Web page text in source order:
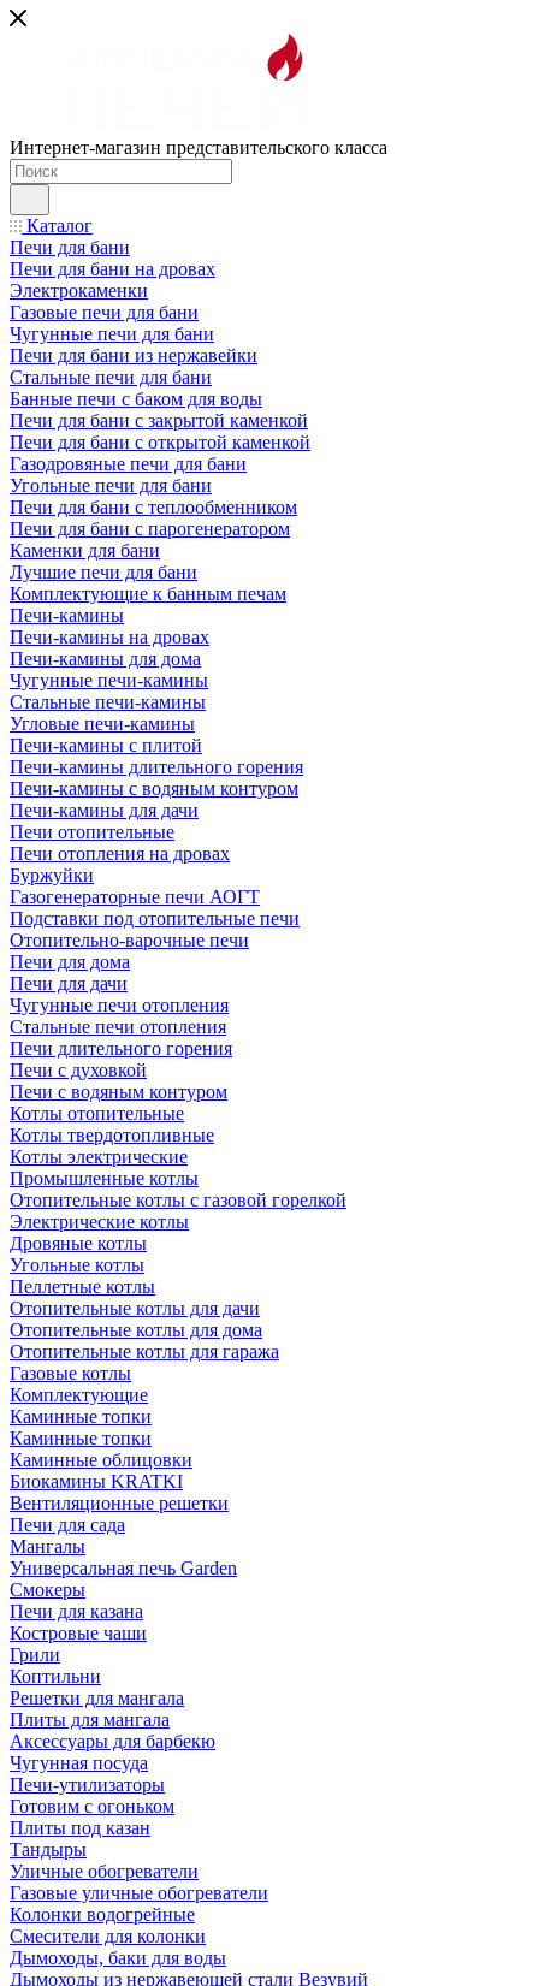
Интернет-магазин представительского класса
Каталог
Печи для бани
Печи для бани на дровах
Электрокаменки
Газовые печи для бани
Чугунные печи для бани
Печи для бани из нержавейки
Стальные печи для бани
Банные печи с баком для воды
Печи для бани с закрытой каменкой
Печи для бани с открытой каменкой
Газодровяные печи для бани
Угольные печи для бани
Печи для бани с теплообменником
Печи для бани с парогенератором
Каменки для бани
Лучшие печи для бани
Комплектующие к банным печам
Печи-камины
Печи-камины на дровах
Печи-камины для дома
Чугунные печи-камины
Стальные печи-камины
Угловые печи-камины
Печи-камины с плитой
Печи-камины длительного горения
Печи-камины с водяным контуром
Печи-камины для дачи
Печи отопительные
Печи отопления на дровах
Буржуйки
Газогенераторные печи АОГТ
Подставки под отопительные печи
Отопительно-варочные печи
Печи для дома
Печи для дачи
Чугунные печи отопления
Стальные печи отопления
Печи длительного горения
Печи с духовкой
Печи с водяным контуром
Котлы отопительные
Котлы твердотопливные
Котлы электрические
Промышленные котлы
Отопительные котлы с газовой горелкой
Электрические котлы
Дровяные котлы
Угольные котлы
Пеллетные котлы
Отопительные котлы для дачи
Отопительные котлы для дома
Отопительные котлы для гаража
Газовые котлы
Комплектующие
Каминные топки
Каминные топки
Каминные облицовки
Биокамины KRATKI
Вентиляционные решетки
Печи для сада
Мангалы
Универсальная печь Garden
Смокеры
Печи для казана
Костровые чаши
Грили
Коптильни
Решетки для мангала
Плиты для мангала
Аксессуары для барбекю
Чугунная посуда
Печи-утилизаторы
Готовим с огоньком
Плиты под казан
Тандыры
Уличные обогреватели
Газовые уличные обогреватели
Колонки водогрейные
Смесители для колонки
Дымоходы, баки для воды
Дымоходы из нержавеющей стали Везувий